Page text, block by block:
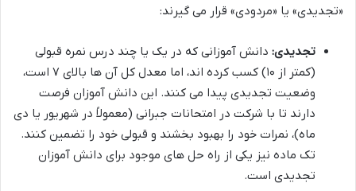
«تجدیدی» یا «مردودی» قرار می گیرند:
تجدیدی: دانش آموزانی که در یک یا چند درس نمره قبولی
(کمتر از ۱۰) کسب کرده اند، اما معدل کل آن ها بالای ۷ است،
وضعیت تجدیدی پیدا می کنند. این دانش آموزان فرصت
دارند تا با شرکت در امتحانات جبرانی (معمولاً در شهریور یا دی
ماه)، نمرات خود را بهبود بخشند و قبولی خود را تضمین کنند.
تک ماده نیز یکی از راه حل های موجود برای دانش آموزان
تجدیدی است.